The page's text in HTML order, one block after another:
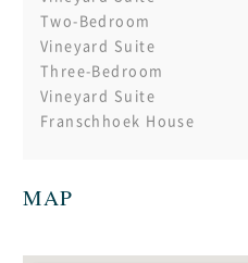
Two-Bedroom
Vineyard Suite
Three-Bedroom
Vineyard Suite
Franschhoek House
MAP